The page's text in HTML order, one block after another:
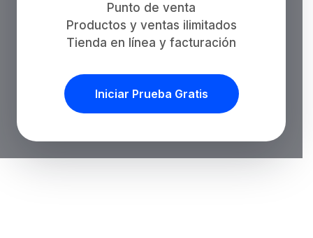
Punto de venta
Productos y ventas ilimitados
Tienda en línea y facturación
Iniciar Prueba Gratis